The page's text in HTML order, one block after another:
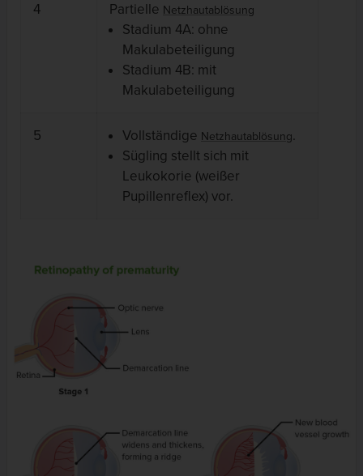
4 Partielle Netzhautablösung
Stadium 4A: ohne
Makulabeteiligung
Stadium 4B: mit
Makulabeteiligung
5 Vollständige Netzhautablösung.
Sügling stellt sich mit
Leukokorie (weißer
Pupillenreflex) vor.